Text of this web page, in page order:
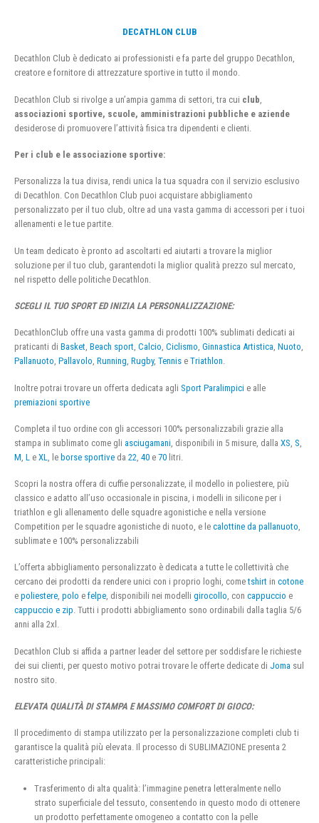
DECATHLON CLUB
Decathlon Club è dedicato ai professionisti e fa parte del gruppo Decathlon,
creatore e fornitore di attrezzature sportive in tutto il mondo.
Decathlon Club si rivolge a un’ampia gamma di settori, tra cui club
associazioni sportive, scuole, amministrazioni pubbliche e aziende
desiderose di promuovere l’attività fisica tra dipendenti e clienti.
Per i club e le associazione sportive:
Personalizza la tua divisa, rendi unica la tua squadra con il servizio esclusivo
di Decathlon. Con Decathlon Club puoi acquistare abbigliamento
personalizzato per il tuo club, oltre ad una vasta gamma di accessori per i tuoi
allenamenti e le tue partite.
Un team dedicato è pronto ad ascoltarti ed aiutarti a trovare la miglior
soluzione per il tuo club, garantendoti la miglior qualità prezzo sul mercato,
nel rispetto delle politiche Decathlon.
SCEGLI IL TUO SPORT ED INIZIA LA PERSONALIZZAZIONE:
DecathlonClub offre una vasta gamma di prodotti 100% sublimati dedicati ai
praticanti di Basket, Beach sport, Calcio, Ciclismo, Ginnastica Artistica, Nuoto,
Pallanuoto, Pallavolo, Running, Rugby, Tennis e Triathlon.
Inoltre potrai trovare un offerta dedicata agli Sport Paralimpici e alle
premiazioni sportive
Completa il tuo ordine con gli accessori 100% personalizzabili grazie alla
stampa in sublimato come gli asciugamani , disponibili in 5 misure, dalla XS S
M L e XL , le borse sportive da 22 40 e 70 litri.
Scopri la nostra offera di cuffie personalizzate, il modello in poliestere, più
classico e adatto all’uso occasionale in piscina, i modelli in silicone per i
triathlon e gli allenamento delle squadre agonistiche e nella versione
Competition per le squadre agonistiche di nuoto, e le calottine da pallanuoto,
sublimate e 100% personalizzabili
L’offerta abbigliamento personalizzato è dedicata a tutte le collettività che
cercano dei prodotti da rendere unici con i proprio loghi, cometshirt in cotone
e poliestere, polo e felpe, disponibili nei modelli girocollo, con cappuccio e
cappuccio e zip. Tutti i prodotti abbigliamento sono ordinabili dalla taglia 5/6
anni alla 2xl.
Decathlon Club si affida a partner leader del settore per soddisfare le richieste
dei sui clienti, per questo motivo potrai trovare le offerte dedicate di Joma sul
nostro sito.
ELEVATA QUALITÀ DI STAMPA E MASSIMO COMFORT DI GIOCO:
Il procedimento di stampa utilizzato per la personalizzazione completi club ti
garantisce la qualità più elevata. Il processo di SUBLIMAZIONE presenta 2
caratteristiche principali:
Trasferimento di alta qualità: l’immagine penetra letteralmente nello
strato superficiale del tessuto, consentendo in questo modo di ottenere
un prodotto perfettamente omogeneo a contatto con la pelle